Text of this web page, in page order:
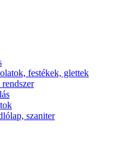
festékek, glettek
szaniter